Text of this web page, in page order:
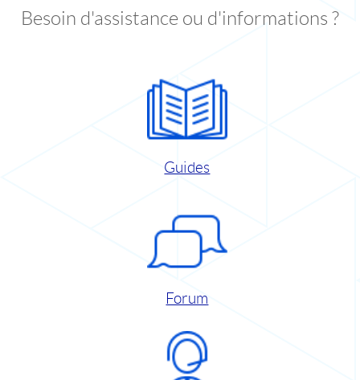
Besoin d'assistance ou d'informations ?
Guides
Forum